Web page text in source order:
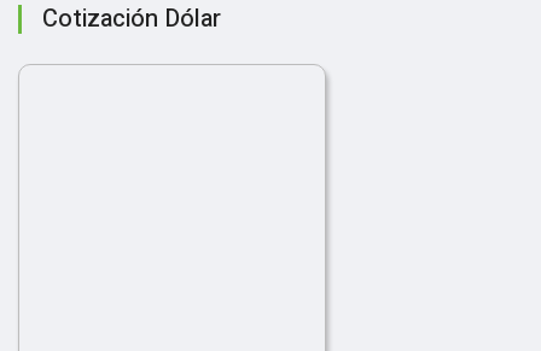
Cotización Dólar